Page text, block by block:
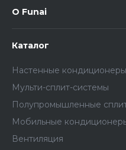
О Funai
Каталог
Настенные кондиционеры
Мульти-сплит-системы
Полупромышленные
Мобильные
Вентиляция